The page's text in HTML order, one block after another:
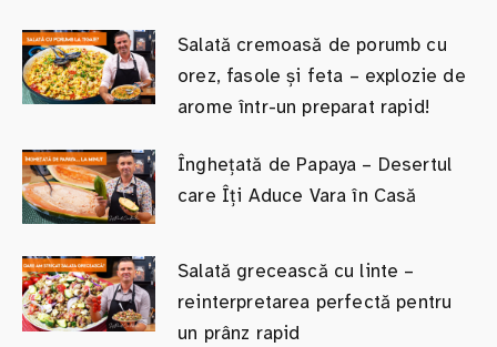
Salată cremoasă de porumb cu
orez, fasole și feta – explozie de
arome într-un preparat rapid!
Înghețată de Papaya – Desertul
care Îți Aduce Vara în Casă
Salată grecească cu linte –
reinterpretarea perfectă pentru
un prânz rapid